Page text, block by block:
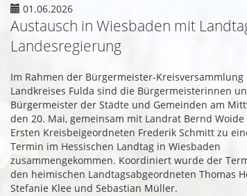
01.06.2026
Austausch in Wiesbaden mit
Landesregierung
Im Rahmen der Bürgermeister-Kreisversammlung
Landkreises Fulda sind die Bürgermeisterinnen
Bürgermeister der Städte und Gemeinden am
den 20. Mai, gemeinsam mit Landrat Bernd
Ersten Kreisbeigeordneten Frederik Schmitt zu
Termin im Hessischen Landtag in Wiesbaden
zusammengekommen. Koordiniert wurde der
den heimischen Landtagsabgeordneten Thomas
Stefanie Klee und Sebastian Müller.